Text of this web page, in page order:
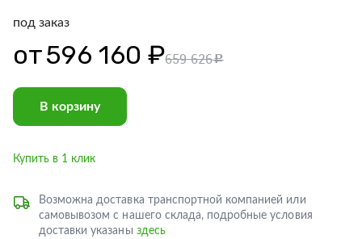
под заказ
от596 160 ₽659 626c
В корзину
Купить в 1 клик
Возможна доставка транспортной компанией или
самовывозом с нашего склада, подробные условия
доставки указаны здесь